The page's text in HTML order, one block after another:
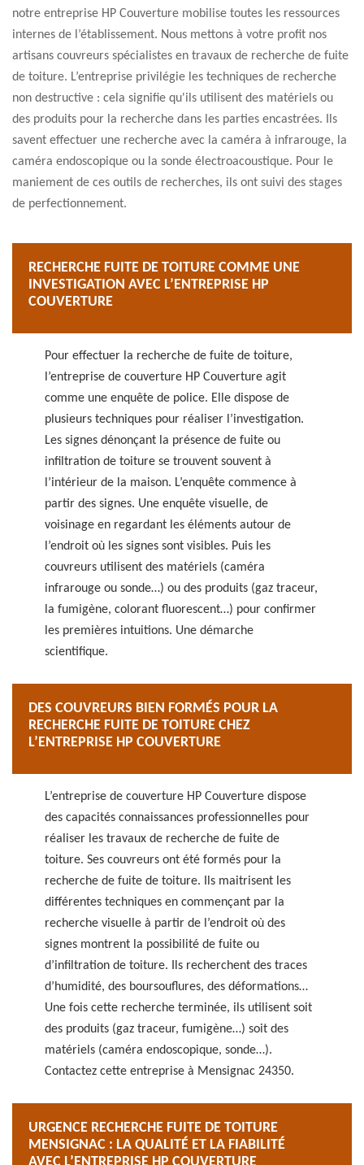
notre entreprise HP Couverture mobilise toutes les ressources
internes de l’établissement. Nous mettons à votre profit nos
artisans couvreurs spécialistes en travaux de recherche de fuite
de toiture. L’entreprise privilégie les techniques de recherche
non destructive : cela signifie qu'ils utilisent des matériels ou
des produits pour la recherche dans les parties encastrées. Ils
savent effectuer une recherche avec la caméra à infrarouge, la
caméra endoscopique ou la sonde électroacoustique. Pour le
maniement de ces outils de recherches, ils ont suivi des stages
de perfectionnement.
RECHERCHE FUITE DE TOITURE COMME UNE
INVESTIGATION AVEC L’ENTREPRISE HP
COUVERTURE
Pour effectuer la recherche de fuite de toiture,
l’entreprise de couverture HP Couverture agit
comme une enquête de police. Elle dispose de
plusieurs techniques pour réaliser l’investigation.
Les signes dénonçant la présence de fuite ou
infiltration de toiture se trouvent souvent à
l’intérieur de la maison. L’enquête commence à
partir des signes. Une enquête visuelle, de
voisinage en regardant les éléments autour de
l’endroit où les signes sont visibles. Puis les
couvreurs utilisent des matériels (caméra
infrarouge ou sonde…) ou des produits (gaz traceur,
la fumigène, colorant fluorescent…) pour confirmer
les premières intuitions. Une démarche
scientifique.
DES COUVREURS BIEN FORMÉS POUR LA
RECHERCHE FUITE DE TOITURE CHEZ
L’ENTREPRISE HP COUVERTURE
L’entreprise de couverture HP Couverture dispose
des capacités connaissances professionnelles pour
réaliser les travaux de recherche de fuite de
toiture. Ses couvreurs ont été formés pour la
recherche de fuite de toiture. Ils maitrisent les
différentes techniques en commençant par la
recherche visuelle à partir de l’endroit où des
signes montrent la possibilité de fuite ou
d’infiltration de toiture. Ils recherchent des traces
d’humidité, des boursouflures, des déformations…
Une fois cette recherche terminée, ils utilisent soit
des produits (gaz traceur, fumigène…) soit des
matériels (caméra endoscopique, sonde…).
Contactez cette entreprise à Mensignac 24350.
URGENCE RECHERCHE FUITE DE TOITURE
MENSIGNAC : LA QUALITÉ ET LA FIABILITÉ